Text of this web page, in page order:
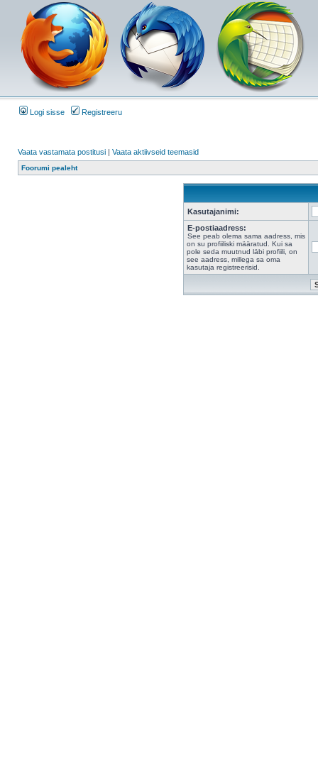
Logi sisse Registreeru
Vaata vastamata postitusi | Vaata aktiivseid teemasid
Foorumi pealeht
Kasutajanimi:
E-postiaadress:
See peab olema sama aadress, mis
on su profiiliski määratud. Kui sa
pole seda muutnud läbi profiili, on
see aadress, millega sa oma
kasutaja registreerisid.